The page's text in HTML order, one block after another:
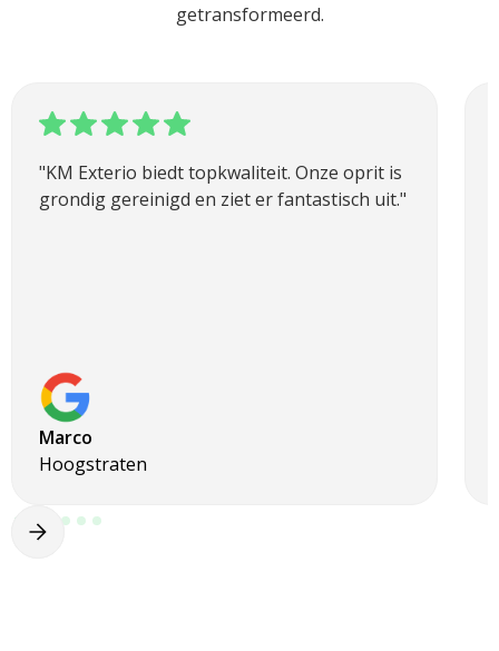
getransformeerd.
"KM Exterio biedt topkwaliteit. Onze oprit is
grondig gereinigd en ziet er fantastisch uit."
Marco
Hoogstraten